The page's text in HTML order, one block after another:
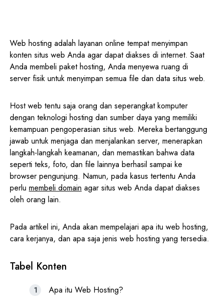
Web hosting adalah layanan online tempat menyimpan
konten situs web Anda agar dapat diakses di internet. Saat
Anda membeli paket hosting, Anda menyewa ruang di
server fisik untuk menyimpan semua file dan data situs web.
Host web tentu saja orang dan seperangkat komputer
dengan teknologi hosting dan sumber daya yang memiliki
kemampuan pengoperasian situs web. Mereka bertanggung
jawab untuk menjaga dan menjalankan server, menerapkan
langkah-langkah keamanan, dan memastikan bahwa data
seperti teks, foto, dan file lainnya berhasil sampai ke
browser pengunjung. Namun, pada kasus tertentu Anda
perlu membeli domain agar situs web Anda dapat diakses
oleh orang lain.
Pada artikel ini, Anda akan mempelajari apa itu web hosting,
cara kerjanya, dan apa saja jenis web hosting yang tersedia.
Tabel Konten
Apa itu Web Hosting?